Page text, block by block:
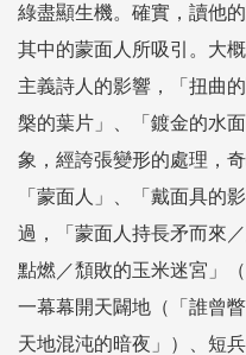
綠盡顯生機。確實，讀他
其中的蒙面人所吸引。大
主義詩人的影響，「扭曲
槃的葉片」、「鍍金的水
象，經誇張變形的處理，
「蒙面人」、「戴面具的
過，「蒙面人持長矛而來
點燃／頹敗的玉米迷宮」
一幕幕開天闢地（「誰曾
天地混沌的暗夜」）、短